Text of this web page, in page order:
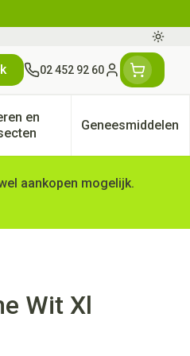
02 452 92 60
Klant menu
categorie
Thuiszorg en EHBO categorie
en
Toon submenu voor Dieren
Geneesmiddelen
Toon
aankopen mogelijk.
Wit Xl